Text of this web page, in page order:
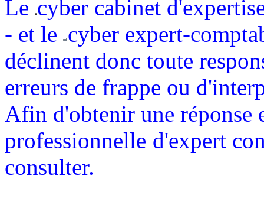
Le cyber cabinet
- et le cyber expert-
déclinent donc toute
erreurs de frappe ou
Afin d'obtenir une réponse
professionnelle d'expert
consulter.